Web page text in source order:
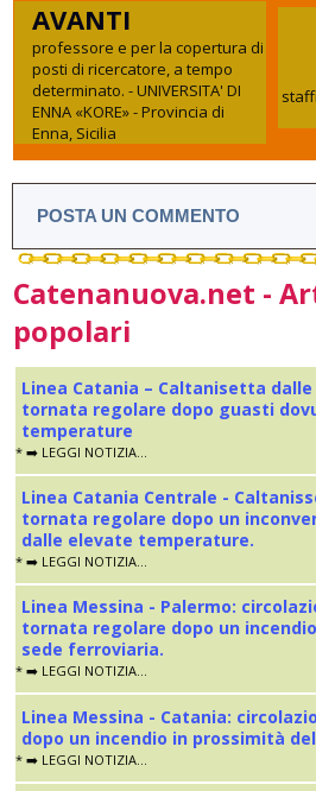
AVANTI
professore e per la copertura di
posti di ricercatore, a tempo
determinato. - UNIVERSITA' DI
ENNA «KORE» - Provincia di
Enna, Sicilia
POSTA UN COMMENTO
Catenanuova.net -
popolari
Linea Catania – Caltanisetta
tornata regolare dopo guasti
temperature
* ➡️ LEGGI NOTIZIA...
Linea Catania Centrale -
tornata regolare dopo un
dalle elevate temperature.
* ➡️ LEGGI NOTIZIA...
Linea Messina - Palermo:
tornata regolare dopo un
sede ferroviaria.
* ➡️ LEGGI NOTIZIA...
Linea Messina - Catania:
dopo un incendio in prossimità
* ➡️ LEGGI NOTIZIA...